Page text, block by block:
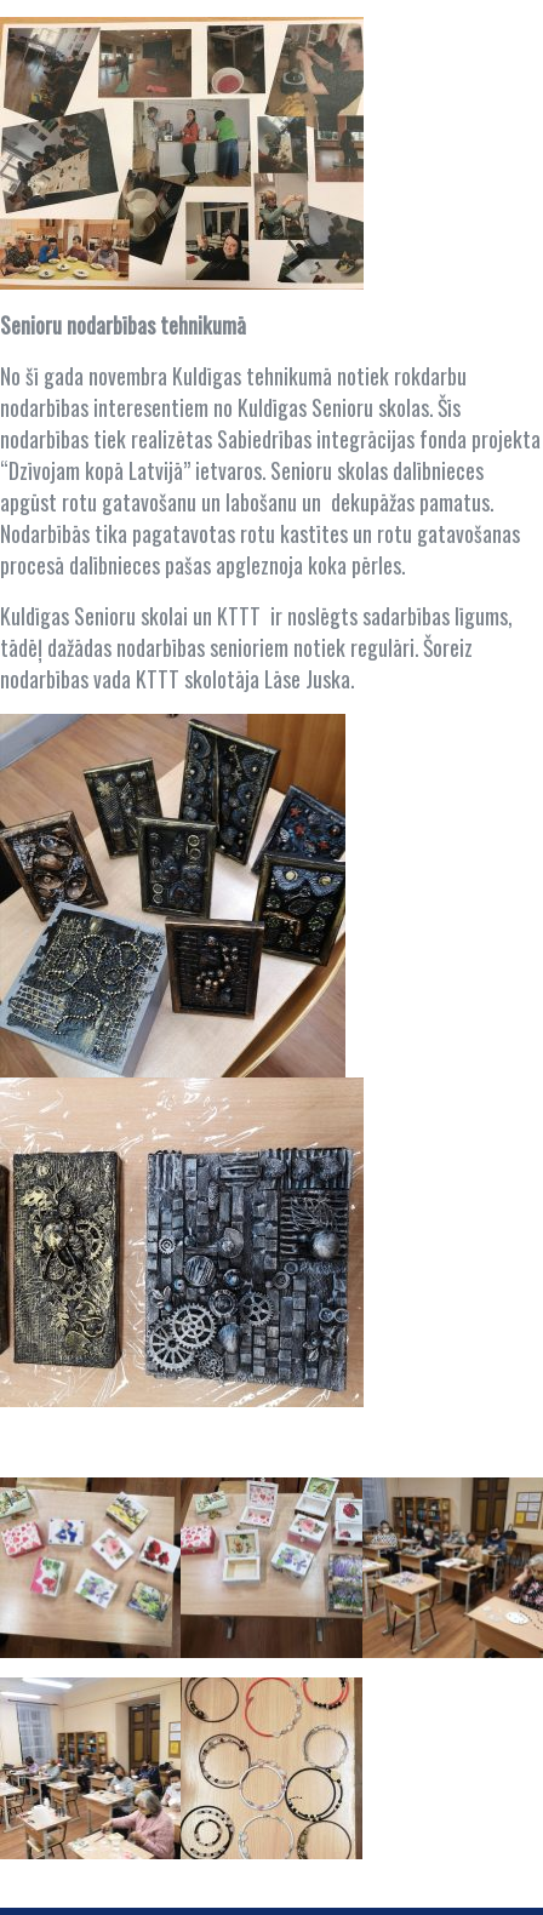
Senioru nodarbības tehnikumā
No šī gada novembra Kuldīgas tehnikumā notiek rokdarbu
nodarbības interesentiem no Kuldīgas Senioru skolas. Šīs
nodarbības tiek realizētas Sabiedrības integrācijas fonda projekta
“Dzīvojam kopā Latvijā” ietvaros. Senioru skolas dalībnieces
apgūst rotu gatavošanu un labošanu un dekupāžas pamatus.
Nodarbībās tika pagatavotas rotu kastītes un rotu gatavošanas
procesā dalībnieces pašas apgleznoja koka pērles.
Kuldīgas Senioru skolai un KTTT ir noslēgts sadarbības līgums,
tādēļ dažādas nodarbības senioriem notiek regulāri. Šoreiz
nodarbības vada KTTT skolotāja Lāse Juska.